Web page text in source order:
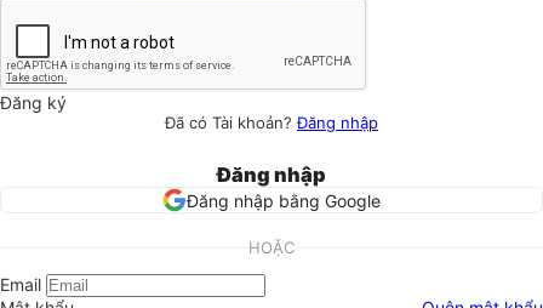
Đăng ký
Đã có Tài khoản?Đăng nhập
Đăng nhập
Đăng nhập bằng Google
HOẶC
Email